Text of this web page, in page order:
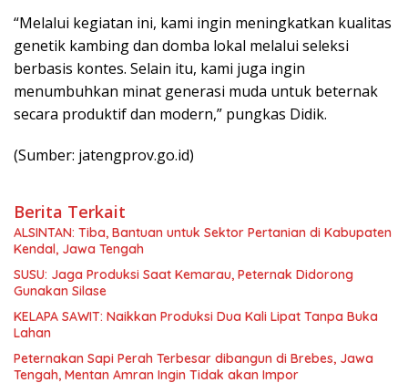
“Melalui kegiatan ini, kami ingin meningkatkan kualitas
genetik kambing dan domba lokal melalui seleksi
berbasis kontes. Selain itu, kami juga ingin
menumbuhkan minat generasi muda untuk beternak
secara produktif dan modern,” pungkas Didik.
(Sumber: jatengprov.go.id)
Berita Terkait
ALSINTAN: Tiba, Bantuan untuk Sektor Pertanian di Kabupaten
Kendal, Jawa Tengah
SUSU: Jaga Produksi Saat Kemarau, Peternak Didorong
Gunakan Silase
KELAPA SAWIT: Naikkan Produksi Dua Kali Lipat Tanpa Buka
Lahan
Peternakan Sapi Perah Terbesar dibangun di Brebes, Jawa
Tengah, Mentan Amran Ingin Tidak akan Impor